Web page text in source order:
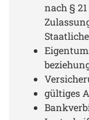
nach §
gültiges